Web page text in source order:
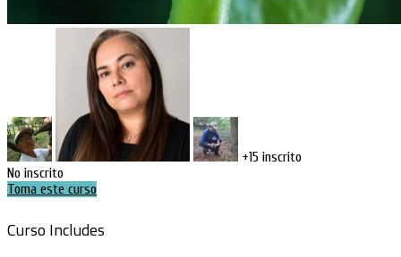
+15 inscrito
No inscrito
Toma este curso
Curso Includes